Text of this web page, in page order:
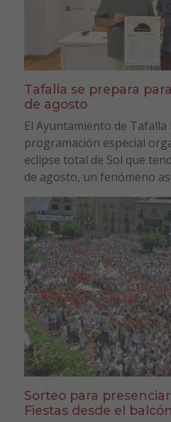
Tafalla se prepara
de agosto
El Ayuntamiento de
programación especial
eclipse total de Sol que
de agosto, un fenómeno
Sorteo para
Fiestas desde el